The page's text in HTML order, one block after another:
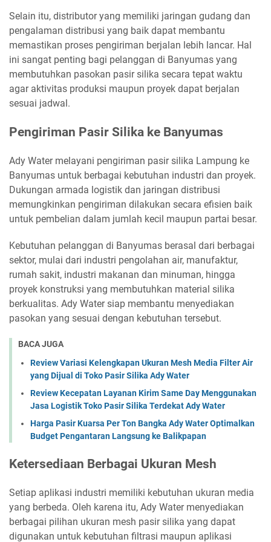
Selain itu, distributor yang memiliki jaringan gudang dan
pengalaman distribusi yang baik dapat membantu
memastikan proses pengiriman berjalan lebih lancar. Hal
ini sangat penting bagi pelanggan di Banyumas yang
membutuhkan pasokan pasir silika secara tepat waktu
agar aktivitas produksi maupun proyek dapat berjalan
sesuai jadwal.
Pengiriman Pasir Silika ke Banyumas
Ady Water melayani pengiriman pasir silika Lampung ke
Banyumas untuk berbagai kebutuhan industri dan proyek.
Dukungan armada logistik dan jaringan distribusi
memungkinkan pengiriman dilakukan secara efisien baik
untuk pembelian dalam jumlah kecil maupun partai besar.
Kebutuhan pelanggan di Banyumas berasal dari berbagai
sektor, mulai dari industri pengolahan air, manufaktur,
rumah sakit, industri makanan dan minuman, hingga
proyek konstruksi yang membutuhkan material silika
berkualitas. Ady Water siap membantu menyediakan
pasokan yang sesuai dengan kebutuhan tersebut.
BACA JUGA
Review Variasi Kelengkapan Ukuran Mesh Media Filter Air
yang Dijual di Toko Pasir Silika Ady Water
Review Kecepatan Layanan Kirim Same Day Menggunakan
Jasa Logistik Toko Pasir Silika Terdekat Ady Water
Harga Pasir Kuarsa Per Ton Bangka Ady Water Optimalkan
Budget Pengantaran Langsung ke Balikpapan
Ketersediaan Berbagai Ukuran Mesh
Setiap aplikasi industri memiliki kebutuhan ukuran media
yang berbeda. Oleh karena itu, Ady Water menyediakan
berbagai pilihan ukuran mesh pasir silika yang dapat
digunakan untuk kebutuhan filtrasi maupun aplikasi